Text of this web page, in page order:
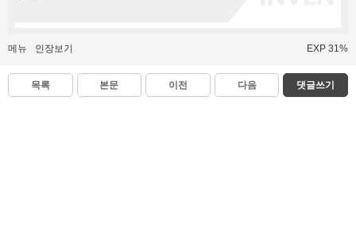
메뉴 인장보기 EXP 31%
목록 본문 이전 다음 댓글쓰기